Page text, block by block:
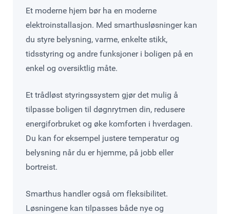
Et moderne hjem bør ha en moderne
elektroinstallasjon. Med smarthusløsninger kan
du styre belysning, varme, enkelte stikk,
tidsstyring og andre funksjoner i boligen på en
enkel og oversiktlig måte.
Et trådløst styringssystem gjør det mulig å
tilpasse boligen til døgnrytmen din, redusere
energiforbruket og øke komforten i hverdagen.
Du kan for eksempel justere temperatur og
belysning når du er hjemme, på jobb eller
bortreist.
Smarthus handler også om fleksibilitet.
Løsningene kan tilpasses både nye og